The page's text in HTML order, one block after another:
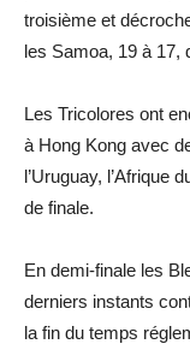
troisième et
les Samoa, 19 à 17,
Les Tricolores ont
à Hong Kong avec
l’Uruguay, l’Afrique
de finale.
En demi-finale les
derniers instants
la fin du temps